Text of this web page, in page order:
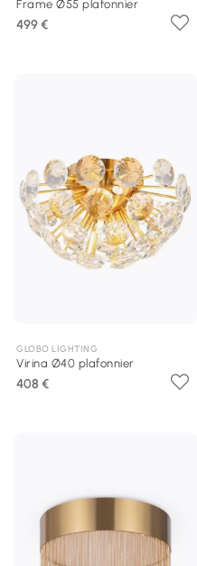
Frame Ø55 plafonnier
499 €
GLOBO LIGHTING
Virina Ø40 plafonnier
408 €